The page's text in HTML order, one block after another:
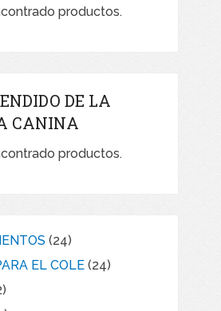
productos.
DE LA
CANINA
productos.
24
EL COLE 24